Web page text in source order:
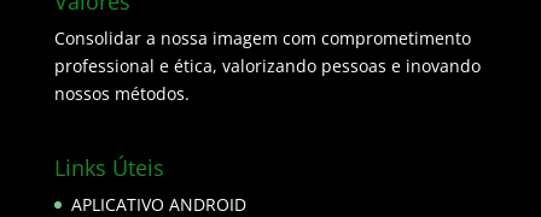
Consolidar a nossa imagem com comprometimento
professional e ética, valorizando pessoas e inovando
nossos métodos.
Links Úteis
APLICATIVO ANDROID